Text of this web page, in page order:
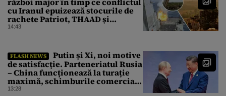
cu Iranul epuizează stocurile de
rachete Patriot, THAAD și
Tomahawk?
14:43
FLASH NEWS
Putin și Xi, noi motive
de satisfacție. Parteneriatul Rusia
– China funcționează la turație
maximă, schimburile comerciale
ating niveluri record
13:28